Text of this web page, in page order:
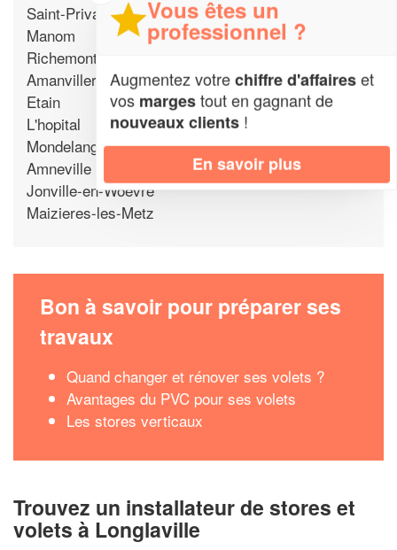
Saint-Privat-la-Montagne
Manom
Richemont
Amanvillers
Etain
L'hopital
Mondelange
Amneville
Jonville-en-Woevre
Maizieres-les-Metz
Bon à savoir pour préparer ses
travaux
Quand changer et rénover ses volets ?
Avantages du PVC pour ses volets
Les stores verticaux
Trouvez un installateur de stores et
volets à Longlaville
Vous êtes un
professionnel ?
Augmentez votrechiffre d'affaireset
vos margestout en gagnant de
nouveaux clients !
En savoir plus